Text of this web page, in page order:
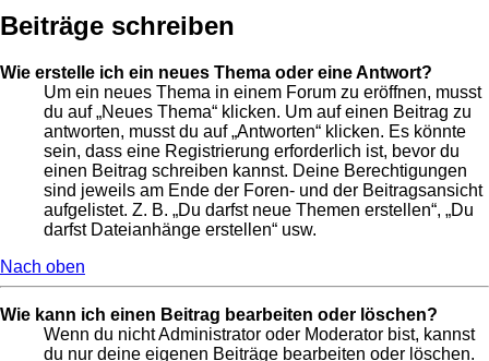
Beiträge schreiben
Wie erstelle ich ein neues Thema oder eine Antwort?
Um ein neues Thema in einem Forum zu eröffnen, musst
du auf „Neues Thema“ klicken. Um auf einen Beitrag zu
antworten, musst du auf „Antworten“ klicken. Es könnte
sein, dass eine Registrierung erforderlich ist, bevor du
einen Beitrag schreiben kannst. Deine Berechtigungen
sind jeweils am Ende der Foren- und der Beitragsansicht
aufgelistet. Z. B. „Du darfst neue Themen erstellen“, „Du
darfst Dateianhänge erstellen“ usw.
Nach oben
Wie kann ich einen Beitrag bearbeiten oder löschen?
Wenn du nicht Administrator oder Moderator bist, kannst
du nur deine eigenen Beiträge bearbeiten oder löschen.